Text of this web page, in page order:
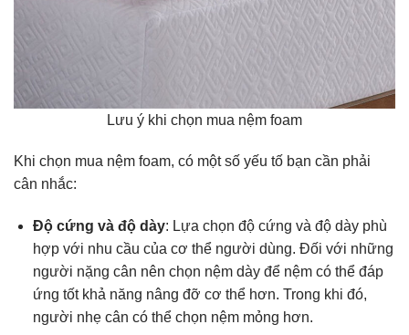
Lưu ý khi chọn mua nệm foam
Khi chọn mua nệm foam, có một số yếu tố bạn cần phải
cân nhắc:
Độ cứng và độ dày: Lựa chọn độ cứng và độ dày phù
hợp với nhu cầu của cơ thể người dùng. Đối với những
người nặng cân nên chọn nệm dày để nệm có thể đáp
ứng tốt khả năng nâng đỡ cơ thể hơn. Trong khi đó,
người nhẹ cân có thể chọn nệm mỏng hơn.